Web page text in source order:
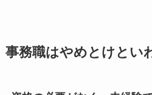
事務職はやめとけとい